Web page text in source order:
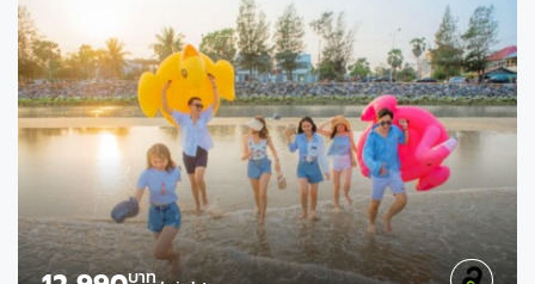
บาท